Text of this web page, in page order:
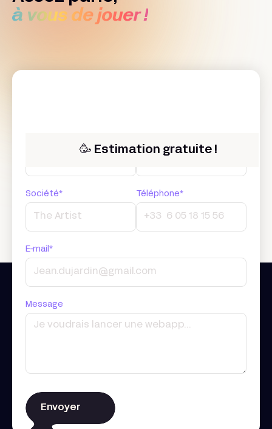
à vous de jouer !
🥳 Estimation gratuite !
Société* Téléphone*
E-mail*
Message